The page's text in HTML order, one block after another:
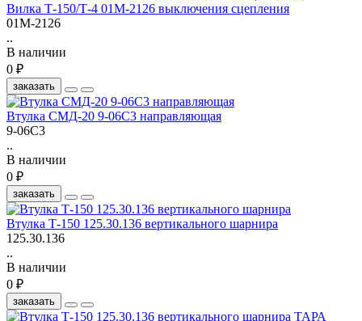
Вилка Т-150/Т-4 01М-2126 выключения сцепления
01М-2126
..
В наличии
0 ₽
заказать
Втулка СМД-20 9-06С3 направляющая
9-06С3
..
В наличии
0 ₽
заказать
Втулка Т-150 125.30.136 вертикального шарнира
125.30.136
..
В наличии
0 ₽
заказать